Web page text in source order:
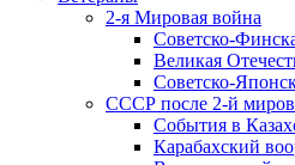
2-я Мировая война
Советско-
Великая
Советско-
СССР после 2-й
События в
Карабахский